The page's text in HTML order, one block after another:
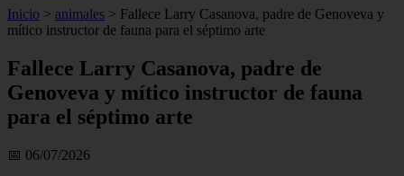
Inicio > animales > Fallece Larry Casanova, padre de Genoveva y
mítico instructor de fauna para el séptimo arte
Fallece Larry Casanova, padre de
Genoveva y mítico instructor de fauna
para el séptimo arte
📅 06/07/2026